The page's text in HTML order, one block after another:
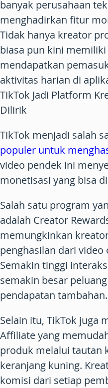
banyak perusahaan
menghadirkan fitur
Tidak hanya kreator
biasa pun kini
mendapatkan
aktivitas harian di
TikTok Jadi Platform
Dilirik
TikTok menjadi salah
populer untuk
video pendek ini
monetisasi yang bisa
Salah satu program
adalah Creator
memungkinkan
penghasilan dari video
Semakin tinggi
semakin besar
pendapatan tambahan.
Selain itu, TikTok juga
Affiliate yang
produk melalui tautan
keranjang kuning.
komisi dari setiap